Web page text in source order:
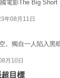
電影The Big
年08月11日
。獨自一人陷入黑
月10日
目標